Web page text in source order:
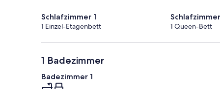
Schlafzimmer 1
1 Einzel-Etagenbett 1 Queen-Bett
1 Badezimmer
Badezimmer 1